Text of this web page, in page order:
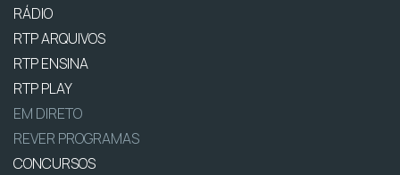
RÁDIO
RTP ARQUIVOS
RTP ENSINA
RTP PLAY
EM DIRETO
REVER PROGRAMAS
CONCURSOS